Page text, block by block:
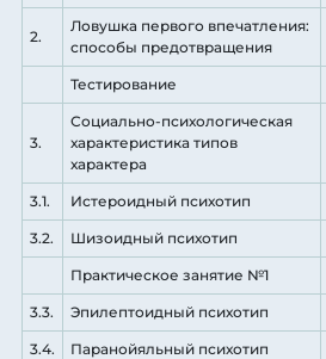
2.
Ловушка первого впечатления:
способы предотвращения
Тестирование
3.
Социально-психологическая
характеристика типов
характера
3.1. Истероидный психотип
3.2. Шизоидный психотип
Практическое занятие №1
3.3. Эпилептоидный психотип
3.4. Паранойяльный психотип